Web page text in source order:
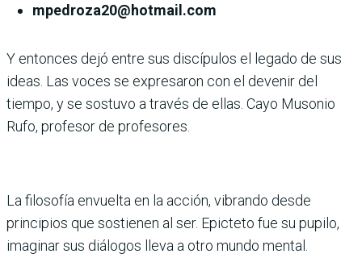
mpedroza20@hotmail.com
Y entonces dejó entre sus discípulos el legado de sus
ideas. Las voces se expresaron con el devenir del
tiempo, y se sostuvo a través de ellas. Cayo Musonio
Rufo, profesor de profesores.
La filosofía envuelta en la acción, vibrando desde
principios que sostienen al ser. Epicteto fue su pupilo,
imaginar sus diálogos lleva a otro mundo mental.